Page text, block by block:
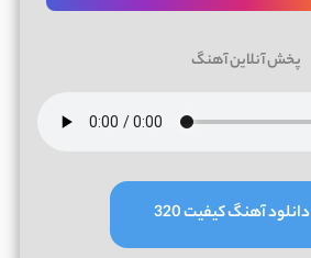
پخش آنلاین آهنگ
دانلود آهنگ کیفیت 320